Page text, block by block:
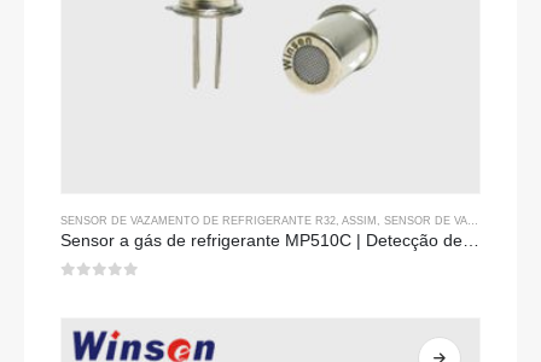
SENSOR DE VAZAMENTO DE REFRIGERANTE R32 , ASSIM, SENSOR DE VAZAMENTO DE REFRIGERANTE R134A